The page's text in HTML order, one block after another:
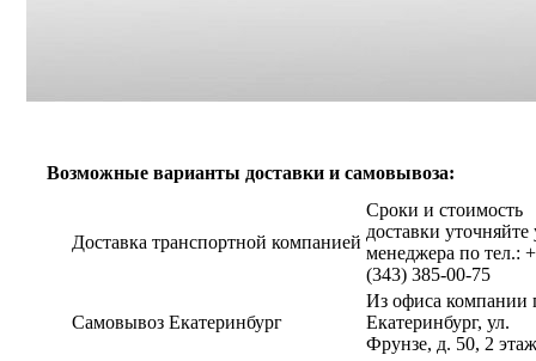
Возможные варианты доставки и самовывоза:
Доставка транспортной компанией
Сроки и стоимость
доставки уточняйте
менеджера по тел.:
(343) 385-00-75
Самовывоз Екатеринбург
Из офиса компании
Екатеринбург, ул.
Фрунзе, д. 50, 2 этаж